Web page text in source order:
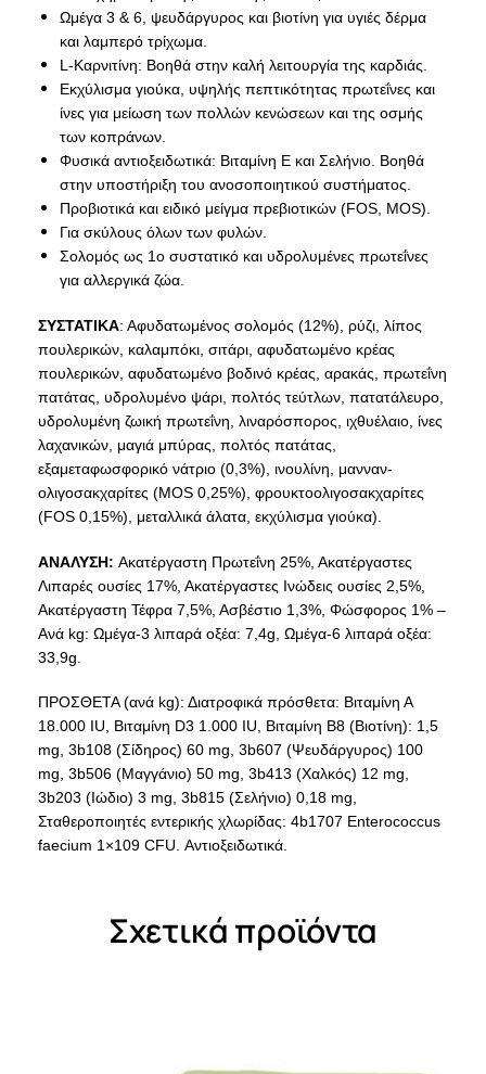
Ωμέγα 3 & 6, ψευδάργυρος και βιοτίνη για υγιές δέρμα
και λαμπερό τρίχωμα.
L-Καρνιτίνη: Βοηθά στην καλή λειτουργία της καρδιάς.
Εκχύλισμα γιούκα, υψηλής πεπτικότητας πρωτεΐνες και
ίνες για μείωση των πολλών κενώσεων και της οσμής
των κοπράνων.
Φυσικά αντιοξειδωτικά: Βιταμίνη Ε και Σελήνιο. Βοηθά
στην υποστήριξη του ανοσοποιητικού συστήματος.
Προβιοτικά και ειδικό μείγμα πρεβιοτικών (FOS, MOS).
Για σκύλους όλων των φυλών.
Σολομός ως 1ο συστατικό και υδρολυμένες πρωτεΐνες
για αλλεργικά ζώα.
ΣΥΣΤΑΤΙΚΑ: Αφυδατωμένος σολομός (12%), ρύζι, λίπος
πουλερικών, καλαμπόκι, σιτάρι, αφυδατωμένο κρέας
πουλερικών, αφυδατωμένο βοδινό κρέας, αρακάς, πρωτεΐνη
πατάτας, υδρολυμένο ψάρι, πολτός τεύτλων, πατατάλευρο,
υδρολυμένη ζωική πρωτεΐνη, λιναρόσπορος, ιχθυέλαιο, ίνες
λαχανικών, μαγιά μπύρας, πολτός πατάτας,
εξαμεταφωσφορικό νάτριο (0,3%), ινουλίνη, μανναν-
ολιγοσακχαρίτες (MOS 0,25%), φρουκτοολιγοσακχαρίτες
(FOS 0,15%), μεταλλικά άλατα, εκχύλισμα γιούκα).
ΑΝΑΛΥΣΗ: Aκατέργαστη Πρωτεΐνη 25%, Ακατέργαστες
Λιπαρές ουσίες 17%, Ακατέργαστες Ινώδεις ουσίες 2,5%,
Ακατέργαστη Τέφρα 7,5%, Ασβέστιο 1,3%, Φώσφορος 1% –
Aνά kg: Ωμέγα-3 λιπαρά οξέα: 7,4g, Ωμέγα-6 λιπαρά οξέα:
33,9g.
ΠΡΟΣΘΕΤΑ (ανά kg): Διατροφικά πρόσθετα: Bιταμίνη Α
18.000 IU, Bιταμίνη D3 1.000 IU, Βιταμίνη Β8 (Βιοτίνη): 1,5
mg, 3b108 (Σίδηρος) 60 mg, 3b607 (Ψευδάργυρος) 100
mg, 3b506 (Mαγγάνιο) 50 mg, 3b413 (Xαλκός) 12 mg,
3b203 (Iώδιο) 3 mg, 3b815 (Σελήνιο) 0,18 mg,
Σταθεροποιητές εντερικής χλωρίδας: 4b1707 Enterococcus
faecium 1×109 CFU. Αντιοξειδωτικά.
Σχετικά προϊόντα